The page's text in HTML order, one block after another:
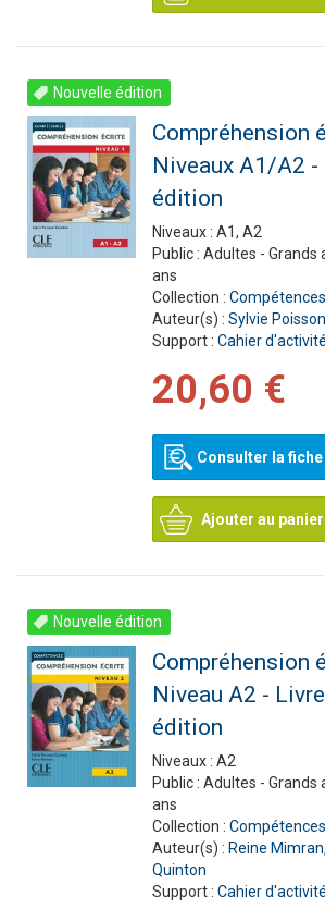
Nouvelle édition
Compréhension
Niveaux A1/A2 -
édition
Niveaux : A1, A2
Public : Adultes - Grands
ans
Collection : Compétences
Auteur(s) : Sylvie
Support : Cahier
20,60 €
Consulter la fiche
Ajouter au panier
Nouvelle édition
Compréhension
Niveau A2 -
édition
Niveaux : A2
Public : Adultes - Grands
ans
Collection : Compétences
Auteur(s) : Reine Mimran,
Quinton
Support : Cahier